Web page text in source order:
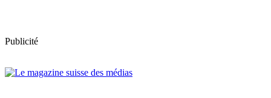
Publicité